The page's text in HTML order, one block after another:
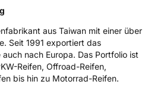
aus Taiwan mit einer über
Seit 1991 exportiert das
nach Europa. Das Portfolio ist
Reifen, Offroad-Reifen,
bis hin zu Motorrad-Reifen.